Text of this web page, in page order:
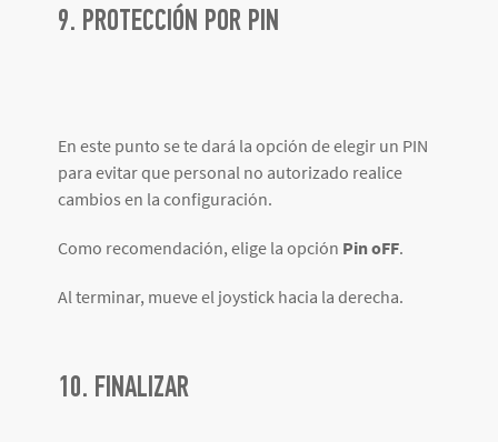
9. PROTECCIÓN POR PIN
En este punto se te dará la opción de elegir un PIN
para evitar que personal no autorizado realice
cambios en la configuración.
Como recomendación, elige la opción Pin oFF.
Al terminar, mueve el joystick hacia la derecha.
10. FINALIZAR